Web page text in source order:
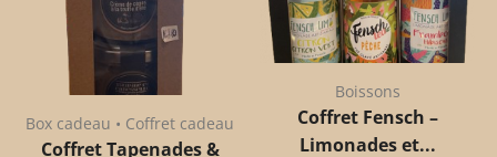
Box cadeau • Coffret cadeau
Coffret Tapenades &
Boissons
Coffret Fensch –
Limonades et...